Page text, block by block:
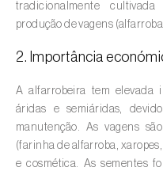
Amendoeira (
Amoreira ( Morus
Ananás / Abacaxi (
tradicionalmente
produção de vagens
2. Importância
A alfarrobeira tem elevada
áridas e semiáridas,
manutenção. As vagens
(farinha de alfarroba,
e cosmética. As sementes